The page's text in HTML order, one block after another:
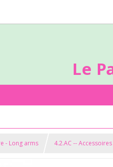
Le
- Long arms 4.2.AC --